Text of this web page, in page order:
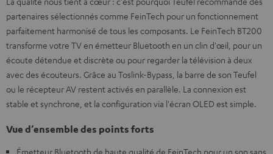
partenaires sélectionnés comme FeinTech pour un fonctionnement
parfaitement harmonisé de tous les composants. Le FeinTech BT200
transforme votre TV en émetteur Bluetooth en un clin d'œil, pour un
écoute détendue et discrète ou pour regarder la télévision à deux
avec des écouteurs. Grâce au Toslink-Bypass, la barre de son Teufel
ou le récepteur AV restent activés en parallèle. La connexion est
stable et synchrone, et la configuration via l'écran OLED est simple.
Vue d’ensemble des points forts
Émetteur Bluetooth de haute qualité de FeinTech pour un son sans